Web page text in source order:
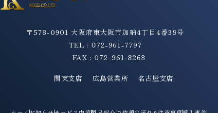
〒578-0901 大阪府東大阪市加納4丁目4番39号
TEL : 072-961-7797
FAX : 072-961-8268
関東支店 広島営業所 名古屋支店